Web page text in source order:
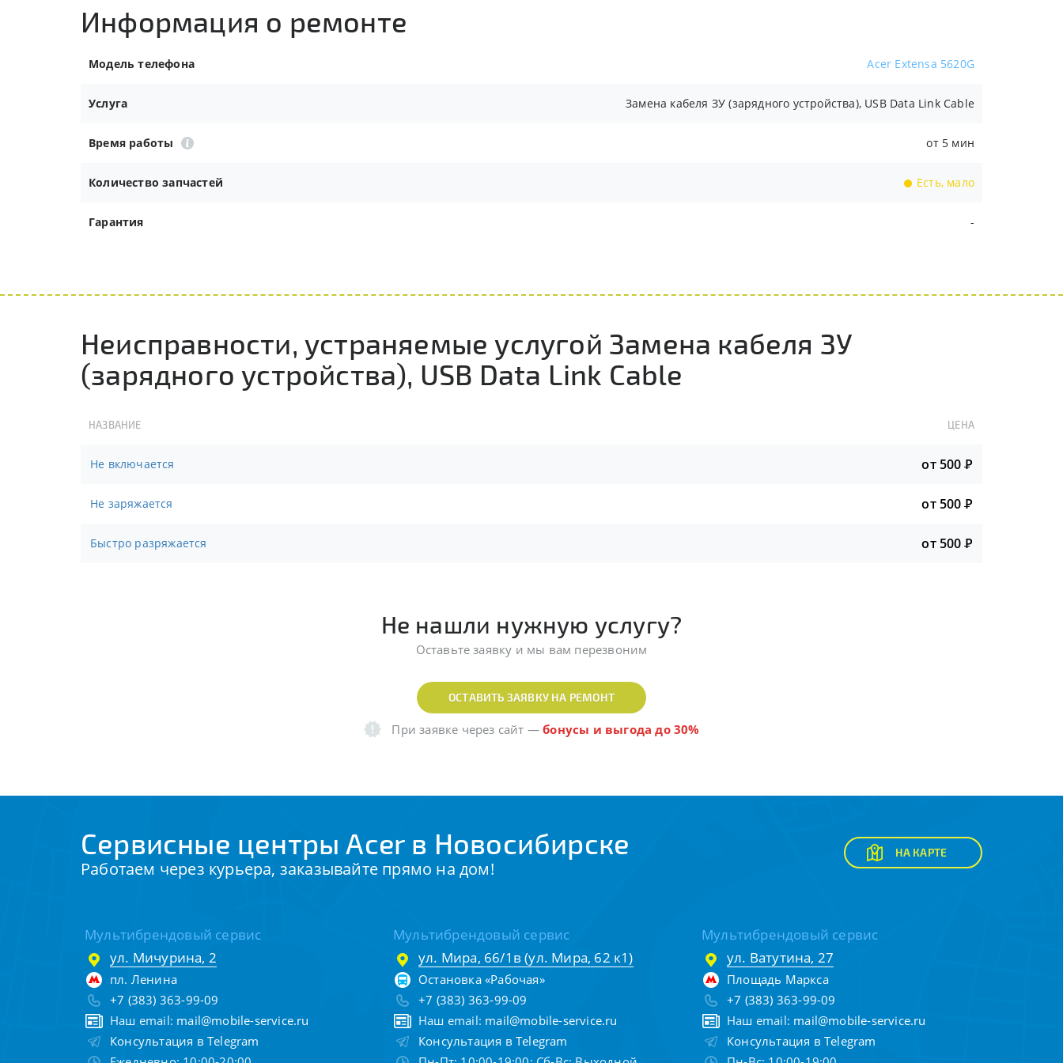
Информация о ремонте
Модель телефона Acer Extensa 5620G
Услуга Замена кабеля ЗУ (зарядного устройства), USB Data Link Cable
Время работы от 5 мин
Количество запчастей Есть, мало
Гарантия -
Неисправности, устраняемые услугой Замена кабеля ЗУ
(зарядного устройства), USB Data Link Cable
НАЗВАНИЕ ЦЕНА
Не включается от 500Р
Не заряжается от 500Р
Быстро разряжается от 500Р
Не нашли нужную услугу?
Оставьте заявку и мы вам перезвоним
ОСТАВИТЬ ЗАЯВКУ НА РЕМОНТ
При заявке через сайт —бонусы и выгода до 30%
Сервисные центры Acer в Новосибирске
Работаем через курьера, заказывайте прямо на дом!
НА КАРТЕ
Мультибрендовый сервис
ул. Мичурина, 2
пл. Ленина
+7 (383) 363-99-09
Наш email: mail@mobile-service.ru
Консультация в Telegram
Мультибрендовый сервис
ул. Мира, 66/1в (ул. Мира, 62 к1)
Остановка «Рабочая»
+7 (383) 363-99-09
Наш email: mail@mobile-service.ru
Консультация в Telegram
Мультибрендовый сервис
ул. Ватутина, 27
Площадь Маркса
+7 (383) 363-99-09
Наш email: mail@mobile-service.ru
Консультация в Telegram